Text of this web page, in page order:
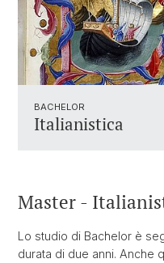
BACHELOR
Italianistica
Master -
Lo studio di Bachelor è
durata di due anni. Anche